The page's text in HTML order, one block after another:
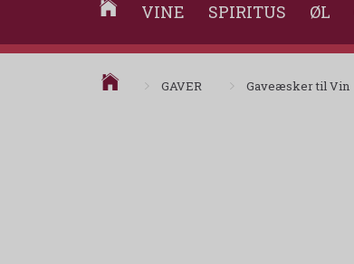
VINE SPIRITUS ØL
GAVER Gaveæsker til Vin